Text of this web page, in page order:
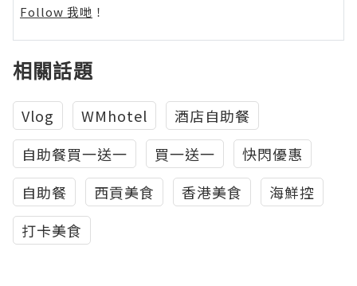
Follow 我哋 ！
相關話題
Vlog WMhotel
酒店自助餐
自助餐買一送一
買一送一
快閃優惠
自助餐
西貢美食 香港美食
海鮮控
打卡美食